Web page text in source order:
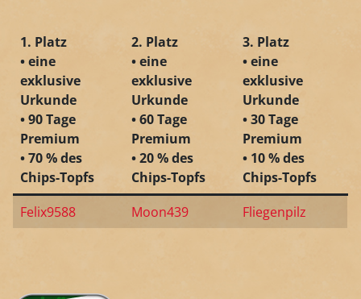
1. Platz
• eine
exklusive
Urkunde
• 90 Tage
Premium
• 70 % des
Chips-Topfs
2. Platz
• eine
exklusive
Urkunde
• 60 Tage
Premium
• 20 % des
Chips-Topfs
3. Platz
• eine
exklusive
Urkunde
• 30 Tage
Premium
• 10 % des
Chips-Topfs
Felix9588
Moon439 Fliegenpilz